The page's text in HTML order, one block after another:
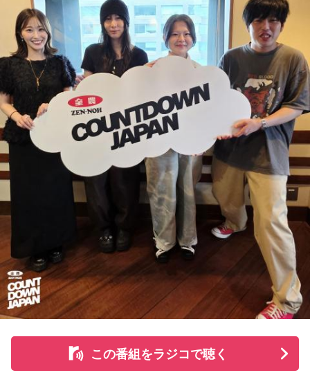
きた「鬼事」を教えてください。
中島健人が、どう立ち回ればよかったのか手を差し伸べま
す。
※ メールの件名は「鬼事」でお願いします。
◎コーナー『人生アイズ相談ドラゴン』
「仕事場の上司、良い人なんだけどここが好きになれなく
て…」
「友人と遊んだ時に言われたあの一言がずっとモヤモヤして
「優柔不断な性格のせいで、こんな事が…」
あなたの人生相談を送ってください。その相談を受け、中島
健人が遊戯王の話をします。
※ メールの件名は「決闘」でお願いします。
◎「中島健人イメージランキング」
街の人に調査したら、中島健人が1位にランクインしそうな
「ランキングのタイトルだけ」を送ってきてください。
この番組をラジコで聴く